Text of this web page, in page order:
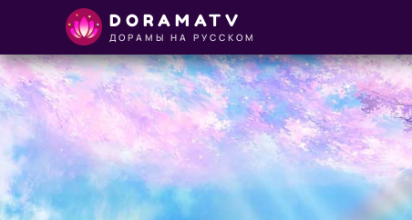
DORAMATV
ДОРАМЫ НА РУССКОМ